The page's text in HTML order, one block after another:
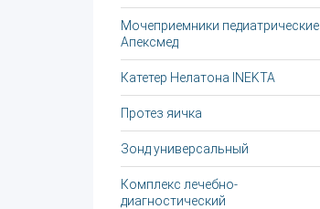
Мочеприемники педиатрические
Апексмед
Катетер Нелатона INEKTA
Протез яичка
Зонд универсальный
Комплекс лечебно-
диагностический